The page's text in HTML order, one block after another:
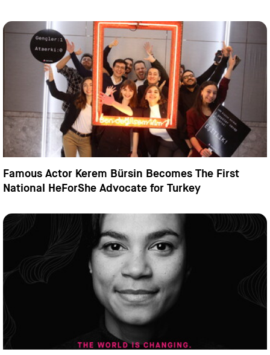
Famous Actor Kerem Bürsin Becomes The First
National HeForShe Advocate for Turkey